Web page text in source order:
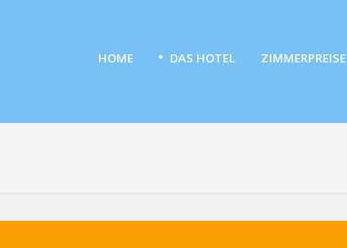
HOME DAS HOTEL ZIMMERPREISE